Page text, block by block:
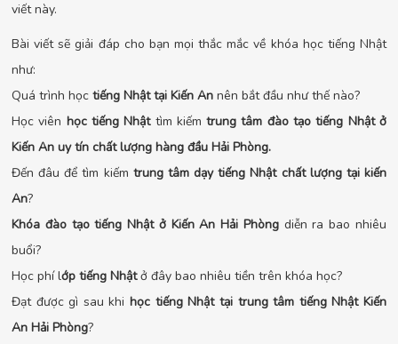
viết này.
Bài viết sẽ giải đáp cho bạn mọi thắc mắc về khóa học tiếng Nhật
như:
Quá trình học tiếng Nhật tại Kiến An nên bắt đầu như thế nào?
Học viên học tiếng Nhậttìm kiếmtrung tâm đào tạo tiếng Nhật ở
Kiến An uy tín chất lượng hàng đầu Hải Phòng.
Đến đâu để tìm kiếm trung tâm dạy tiếng Nhật chất lượng tại kiến
An?
Khóa đào tạo tiếng Nhật ở Kiến An Hải Phòngdiễn ra bao nhiêu
buổi?
Học phí lớp tiếng Nhậtở đây bao nhiêu tiền trên khóa học?
Đạt được gì sau khihọc tiếng Nhật tại trung tâm tiếng Nhật Kiến
An Hải Phòng?